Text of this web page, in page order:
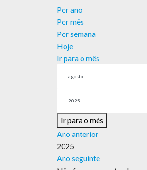
Por ano
Por mês
Por semana
Hoje
Ir para o mês
Ir para o mês
Ano anterior
2025
Ano seguinte